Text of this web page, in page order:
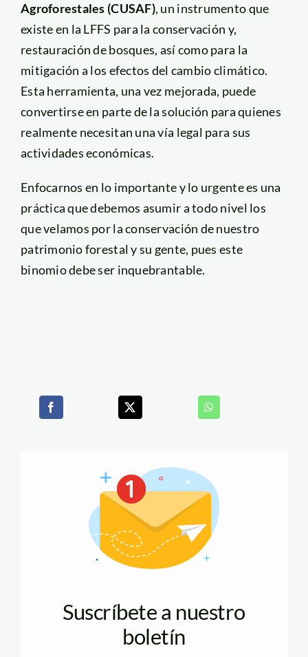
Agroforestales (CUSAF), un instrumento que
existe en la LFFS para la conservación y,
restauración de bosques, así como para la
mitigación a los efectos del cambio climático.
Esta herramienta, una vez mejorada, puede
convertirse en parte de la solución para quienes
realmente necesitan una vía legal para sus
actividades económicas.
Enfocarnos en lo importante y lo urgente es una
práctica que debemos asumir a todo nivel los
que velamos por la conservación de nuestro
patrimonio forestal y su gente, pues este
binomio debe ser inquebrantable.
Suscríbete a nuestro
boletín